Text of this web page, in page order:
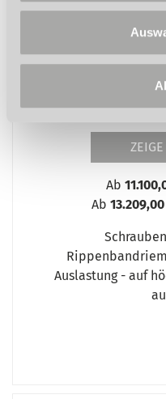
Ab
Ab 13.209,00
Auslastung - auf